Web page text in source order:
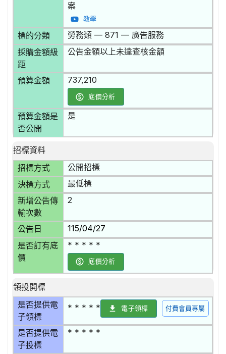
案
教學
標的分類 勞務類 — 871 — 廣告服務
採購金額級
距
公告金額以上未達查核金額
預算金額 737,210
底價分析
預算金額是
否公開
是
招標資料
招標方式
公開招標
決標方式 最低標
新增公告傳
輸次數
2
公告日 115/04/27
是否訂有底
價
* * * * *
底價分析
領投開標
是否提供電
子領標
* * * * * 電子領標 付費會員專屬
是否提供電
子投標
* * * * *